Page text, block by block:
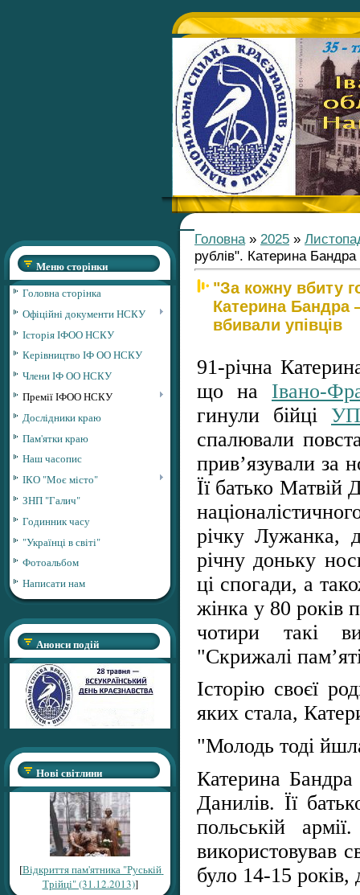
Меню сторінки
Головна сторінка
Офіційні документи НСКУ
Історія ІФОО НСКУ
Керівництво ІФ ОО НСКУ
Члени ІФ ОО НСКУ
Премії ІФОО НСКУ
Дослідники краю
Пам'ятки краю
Наш часопис
ІКО "Моє місто"
ЗНП "Галич"
Годинник часу
"Українці в світі"
Фотоальбом
Написати нам
Анонси подій
Нові світлини
[Відкриття пам'ятника "Руській
Трійці" (31.12.2013)]
Головна» 2025 »
рублів". Катерина
"За кожну вбиту
Катерина Бандра
вбивали упівців
91-річна
що на Івано-
гинули бійці
спалювали
прив’язували за
Її батько
річку Лужанка,
річну доньку
ці спогади, а
жінка у 80 років
чотири такі
"Скрижалі
Історію своєї
яких стала,
"Молодь тоді
Катерина Бандра
Данилів. Її
польській
використовував
було 14-15 років,